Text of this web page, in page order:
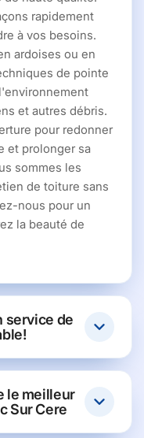
rapidement
à vos besoins.
ardoises ou en
de pointe
et autres débris.
pour redonner
et prolonger sa
sommes les
de toiture sans
nous pour un
la beauté de
service de
le meilleur
Sur Cere